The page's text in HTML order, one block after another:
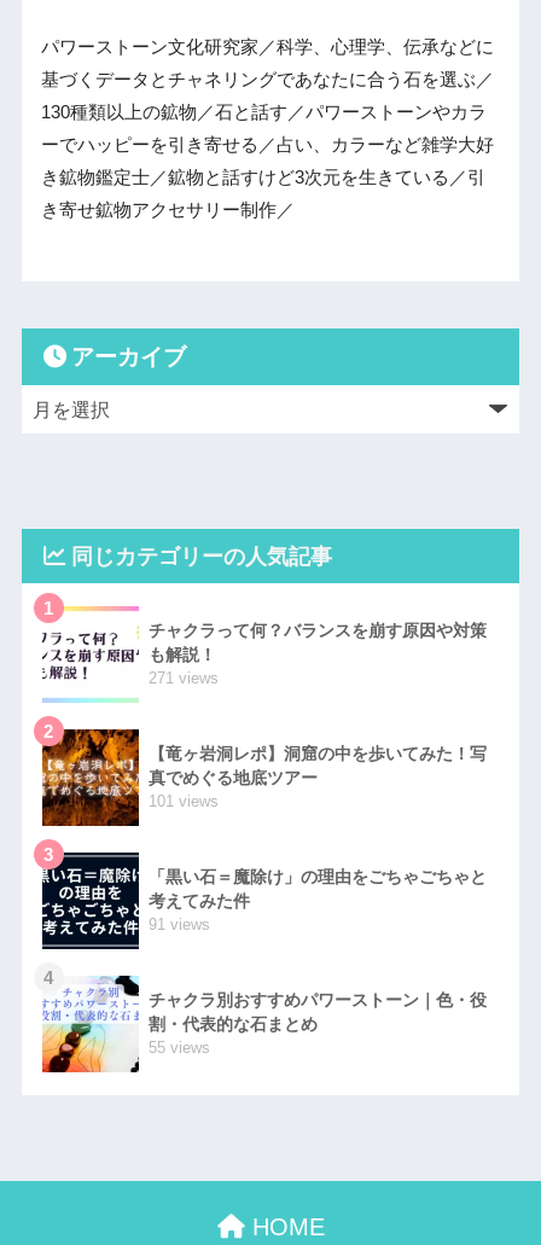
パワーストーン文化研究家／科学、心理学、伝承などに
基づくデータとチャネリングであなたに合う石を選ぶ／
130種類以上の鉱物／石と話す／パワーストーンやカラ
ーでハッピーを引き寄せる／占い、カラーなど雑学大好
き鉱物鑑定士／鉱物と話すけど3次元を生きている／引
き寄せ鉱物アクセサリー制作／
アーカイブ
同じカテゴリーの人気記事
1
チャクラって何？バランスを崩す原因や対策
も解説！
271 views
2
【竜ヶ岩洞レポ】洞窟の中を歩いてみた！写
真でめぐる地底ツアー
101 views
3
「黒い石＝魔除け」の理由をごちゃごちゃと
考えてみた件
91 views
4
チャクラ別おすすめパワーストーン｜色・役
割・代表的な石まとめ
55 views
HOME